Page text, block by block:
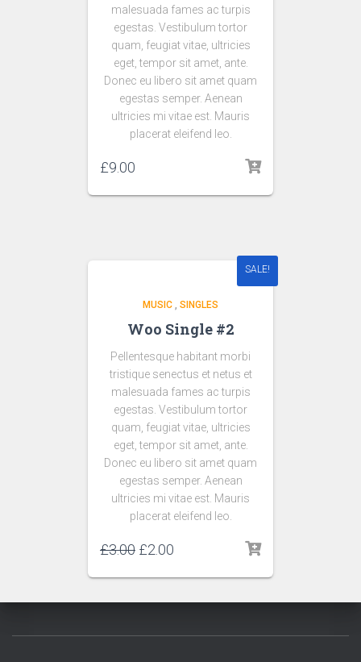
malesuada fames ac turpis
egestas. Vestibulum tortor
quam, feugiat vitae, ultricies
eget, tempor sit amet, ante.
Donec eu libero sit amet quam
egestas semper. Aenean
ultricies mi vitae est. Mauris
placerat eleifend leo.
£9.00
SALE!
MUSIC SINGLES
Woo Single #2
Pellentesque habitant morbi
tristique senectus et netus et
malesuada fames ac turpis
egestas. Vestibulum tortor
quam, feugiat vitae, ultricies
eget, tempor sit amet, ante.
Donec eu libero sit amet quam
egestas semper. Aenean
ultricies mi vitae est. Mauris
placerat eleifend leo.
£3.00 £2.00